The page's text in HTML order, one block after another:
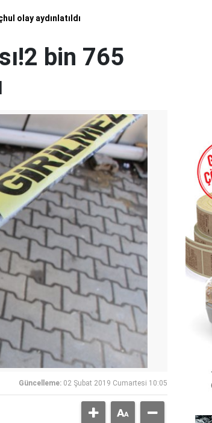
olay aydınlatıldı
bin 765
Güncelleme: 02 Şubat 2019 Cumartesi 10:05